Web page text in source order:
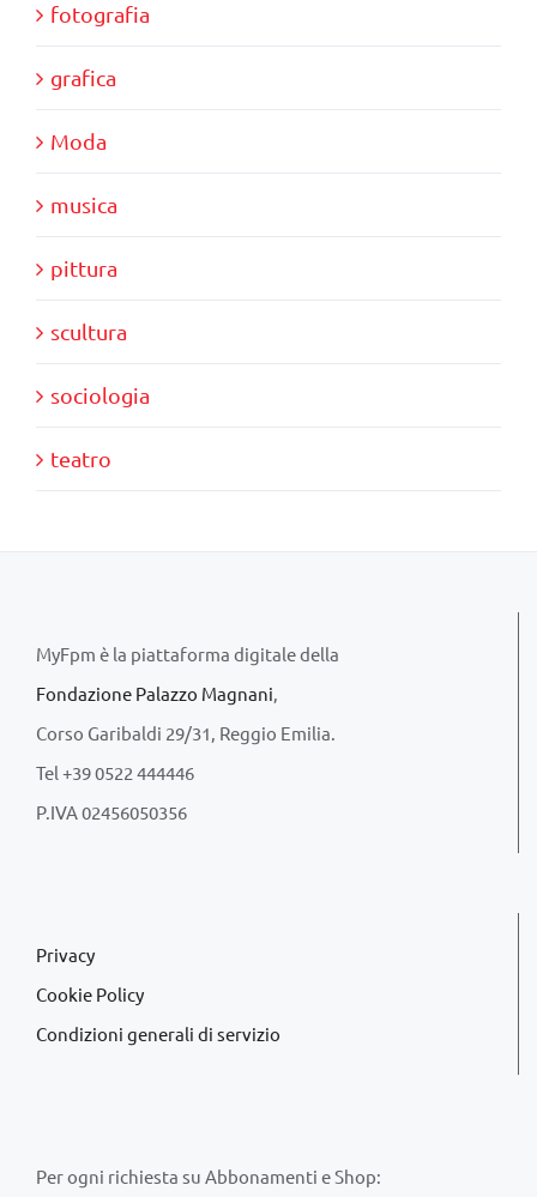
fotografia
grafica
Moda
musica
pittura
scultura
sociologia
teatro
MyFpm è la piattaforma digitale della
Fondazione Palazzo Magnani,
Corso Garibaldi 29/31, Reggio Emilia.
Tel +39 0522 444446
P.IVA 02456050356
Privacy
Cookie Policy
Condizioni generali di servizio
Per ogni richiesta su Abbonamenti e Shop: